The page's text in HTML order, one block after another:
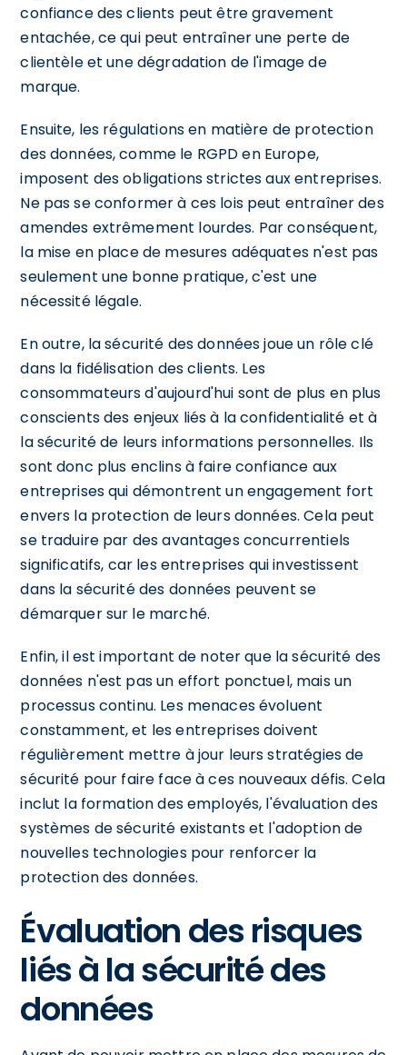
confiance des clients peut être gravement
entachée, ce qui peut entraîner une perte de
clientèle et une dégradation de l'image de
marque.
Ensuite, les régulations en matière de protection
des données, comme le RGPD en Europe,
imposent des obligations strictes aux entreprises.
Ne pas se conformer à ces lois peut entraîner des
amendes extrêmement lourdes. Par conséquent,
la mise en place de mesures adéquates n'est pas
seulement une bonne pratique, c'est une
nécessité légale.
En outre, la sécurité des données joue un rôle clé
dans la fidélisation des clients. Les
consommateurs d'aujourd'hui sont de plus en plus
conscients des enjeux liés à la confidentialité et à
la sécurité de leurs informations personnelles. Ils
sont donc plus enclins à faire confiance aux
entreprises qui démontrent un engagement fort
envers la protection de leurs données. Cela peut
se traduire par des avantages concurrentiels
significatifs, car les entreprises qui investissent
dans la sécurité des données peuvent se
démarquer sur le marché.
Enfin, il est important de noter que la sécurité des
données n'est pas un effort ponctuel, mais un
processus continu. Les menaces évoluent
constamment, et les entreprises doivent
régulièrement mettre à jour leurs stratégies de
sécurité pour faire face à ces nouveaux défis. Cela
inclut la formation des employés, l'évaluation des
systèmes de sécurité existants et l'adoption de
nouvelles technologies pour renforcer la
protection des données.
Évaluation des risques
liés à la sécurité des
données